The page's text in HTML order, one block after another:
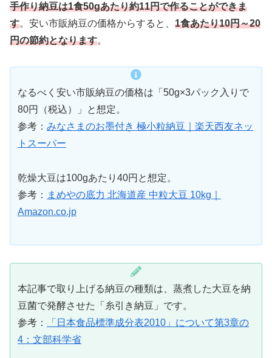
手作り納豆は1食50gあたり約11円で作ることができま
す。安い市販納豆の価格からすると、 1食あたり10円～20
円の節約となります。
なるべく安い市販納豆の価格は「50g×3パック入りで
80円（税込）」と想定。
参考： みなさまのお墨付き 極小粒納豆｜楽天西友ネッ
トスーパー
乾燥大豆は100gあたり40円と想定。
参考： まめやの底力 北海道産 中粒大豆 10kg｜
Amazon.co.jp
本記事で取り上げる納豆の種類は、蒸煮した大豆を納
豆菌で発酵させた「糸引き納豆」です。
参考：
「日本食品標準成分表2010」について第3章の
4：文部科学省